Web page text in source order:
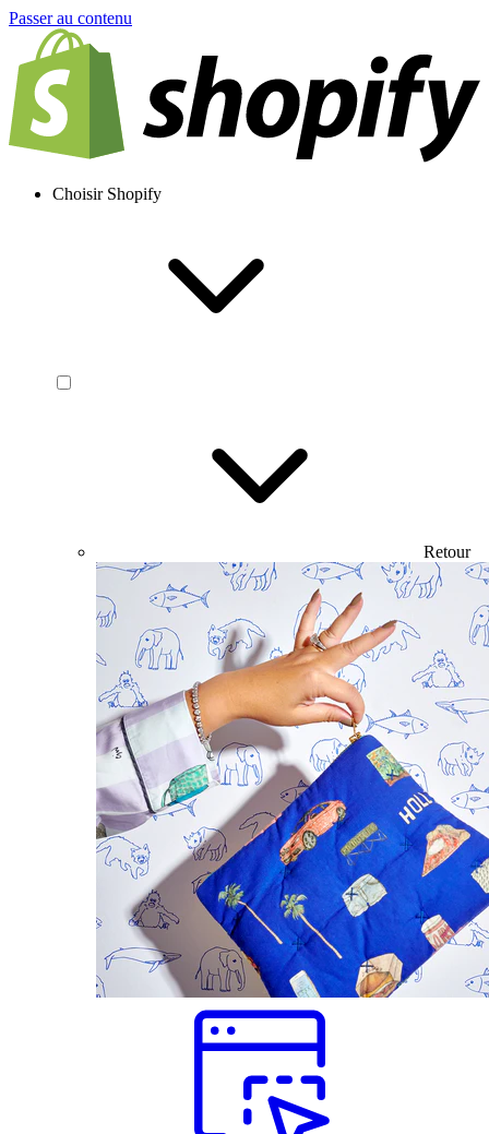
Passer au contenu
Choisir Shopify
Retour